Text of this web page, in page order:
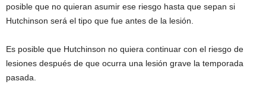
posible que no quieran asumir ese riesgo hasta que sepan si
Hutchinson será el tipo que fue antes de la lesión.
Es posible que Hutchinson no quiera continuar con el riesgo de
lesiones después de que ocurra una lesión grave la temporada
pasada.